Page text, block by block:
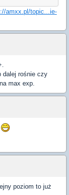
amxx.pl/topic...ie-
dalej rośnie czy
max exp.
poziom to już